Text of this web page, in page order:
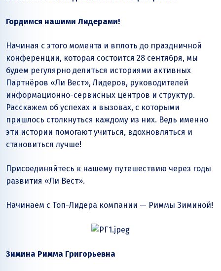
Гордимся нашими Лидерами!
Начиная с этого момента и вплоть до праздничной
конференции, которая состоится 28 сентября, мы
будем регулярно делиться историями активных
Партнёров «Ли Вест», Лидеров, руководителей
информационно-сервисных центров и структур.
Расскажем об успехах и вызовах, с которыми
пришлось столкнуться каждому из них. Ведь именно
эти истории помогают учиться, вдохновляться и
становиться лучше!
Присоединяйтесь к нашему путешествию через годы
развития «Ли Вест».
Начинаем с Топ-Лидера компании — Риммы Зиминой!
Зимина Римма Григорьевна